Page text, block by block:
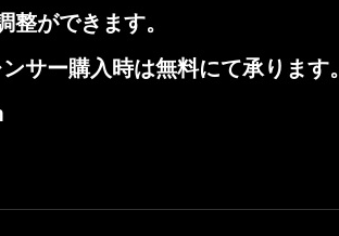
ができます。
サー購入時は無料にて承ります。